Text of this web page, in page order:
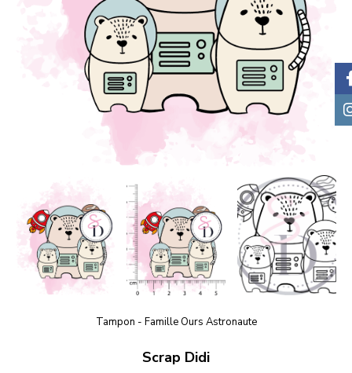
Tampon - Famille Ours Astronaute
Scrap Didi